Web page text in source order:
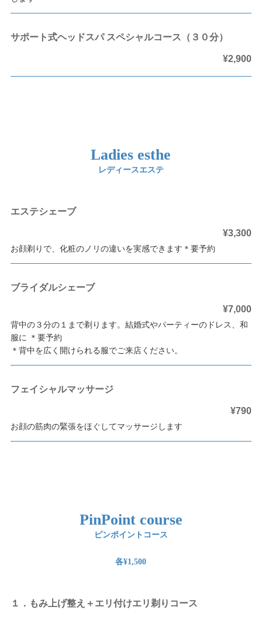
サポート式ヘッドスパ スペシャルコース（３０分）
¥2,900
Ladies esthe
レディースエステ
エステシェーブ
¥3,300
お顔剃りで、化粧のノリの違いを実感できます＊要予約
ブライダルシェーブ
¥7,000
背中の３分の１まで剃ります。結婚式やパーティーのドレス、和
服に ＊要予約
＊背中を広く開けられる服でご来店ください。
フェイシャルマッサージ
¥790
お顔の筋肉の緊張をほぐしてマッサージします
PinPoint course
ピンポイントコース
各¥1,500
１．もみ上げ整え＋エリ付けエリ剃りコース